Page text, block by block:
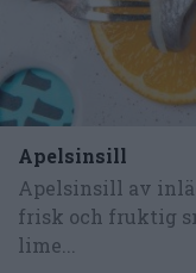
Apelsinsill
Apelsinsill av
frisk och fruktig
lime...